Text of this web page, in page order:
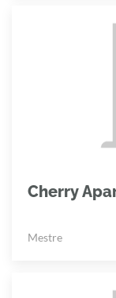
Cherry
Mestre